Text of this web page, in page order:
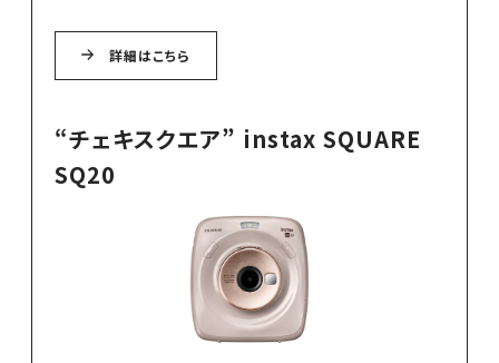
詳細はこちら
“チェキスクエア” instax SQUARE
SQ20